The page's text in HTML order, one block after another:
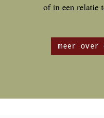
of in een relatie
meer over